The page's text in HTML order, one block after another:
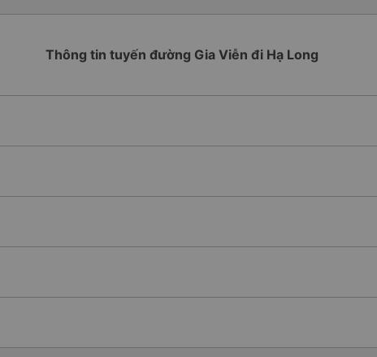
Thông tin tuyến đường Gia Viễn đi Hạ Long